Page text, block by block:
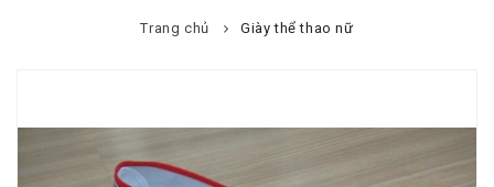
Trang chủ Giày thể thao nữ